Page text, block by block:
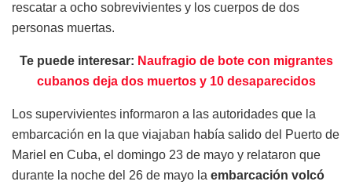
rescatar a ocho sobrevivientes y los cuerpos de dos
personas muertas.
Te puede interesar: Naufragio de bote con migrantes
cubanos deja dos muertos y 10 desaparecidos
Los supervivientes informaron a las autoridades que la
embarcación en la que viajaban había salido del Puerto de
Mariel en Cuba, el domingo 23 de mayo y relataron que
durante la noche del 26 de mayo la embarcación volcó